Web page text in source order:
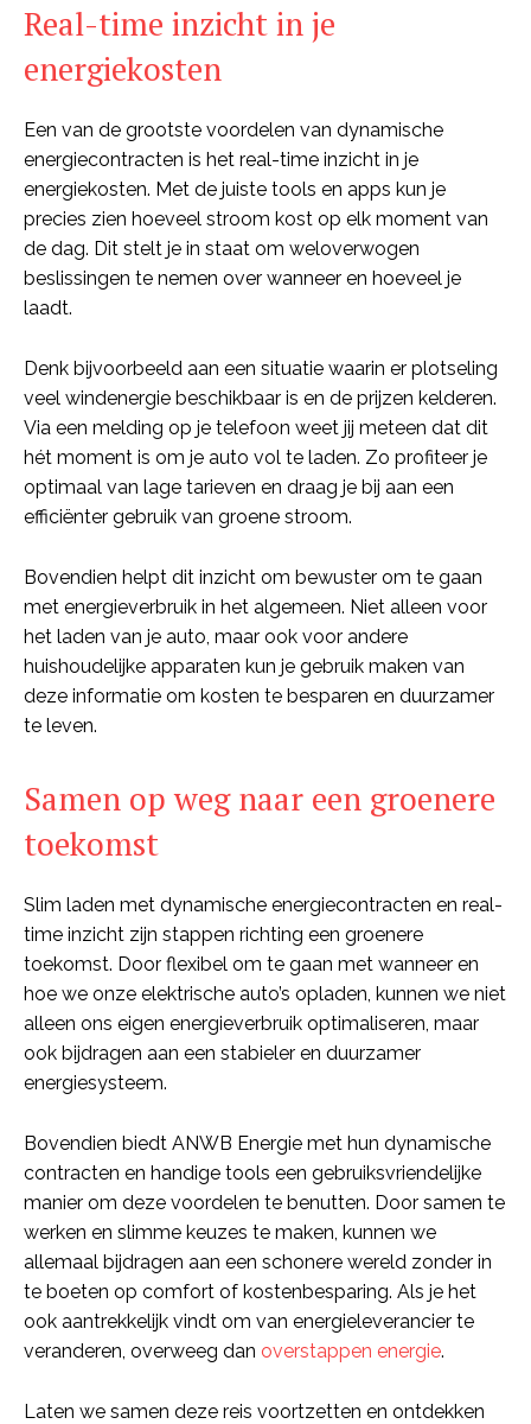
Real-time inzicht in je
energiekosten
Een van de grootste voordelen van dynamische
energiecontracten is het real-time inzicht in je
energiekosten. Met de juiste tools en apps kun je
precies zien hoeveel stroom kost op elk moment van
de dag. Dit stelt je in staat om weloverwogen
beslissingen te nemen over wanneer en hoeveel je
laadt.
Denk bijvoorbeeld aan een situatie waarin er plotseling
veel windenergie beschikbaar is en de prijzen kelderen.
Via een melding op je telefoon weet jij meteen dat dit
hét moment is om je auto vol te laden. Zo profiteer je
optimaal van lage tarieven en draag je bij aan een
efficiënter gebruik van groene stroom.
Bovendien helpt dit inzicht om bewuster om te gaan
met energieverbruik in het algemeen. Niet alleen voor
het laden van je auto, maar ook voor andere
huishoudelijke apparaten kun je gebruik maken van
deze informatie om kosten te besparen en duurzamer
te leven.
Samen op weg naar een groenere
toekomst
Slim laden met dynamische energiecontracten en real-
time inzicht zijn stappen richting een groenere
toekomst. Door flexibel om te gaan met wanneer en
hoe we onze elektrische auto’s opladen, kunnen we niet
alleen ons eigen energieverbruik optimaliseren, maar
ook bijdragen aan een stabieler en duurzamer
energiesysteem.
Bovendien biedt ANWB Energie met hun dynamische
contracten en handige tools een gebruiksvriendelijke
manier om deze voordelen te benutten. Door samen te
werken en slimme keuzes te maken, kunnen we
allemaal bijdragen aan een schonere wereld zonder in
te boeten op comfort of kostenbesparing. Als je het
ook aantrekkelijk vindt om van energieleverancier te
veranderen, overweeg dan overstappen energie.
Laten we samen deze reis voortzetten en ontdekken